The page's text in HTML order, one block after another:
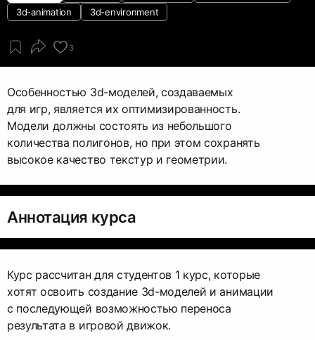
3d-animation
3d-environment
3
Особенностью 3d-моделей, создаваемых
для игр, является их оптимизированность.
Модели должны состоять из небольшого
количества полигонов, но при этом сохранять
высокое качество текстур и геометрии.
Аннотация курса
Курс рассчитан для студентов 1 курс, которые
хотят освоить создание 3d-моделей и анимации
с последующей возможностью переноса
результата в игровой движок.